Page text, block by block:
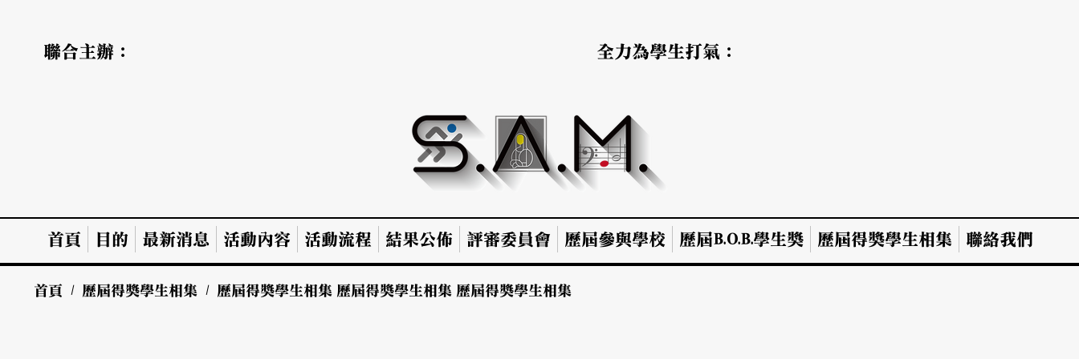
聯合主辦： 全力為學生打氣：
首頁 目的 最新消息 活動內容 活動流程 結果公佈 評審委員會 歷屆參與學校 歷屆B.O.B.學生獎 歷屆得獎學生相集 聯絡我們
首頁 / 歷屆得獎學生相集 / 歷屆得獎學生相集 歷屆得獎學生相集 歷屆得獎學生相集